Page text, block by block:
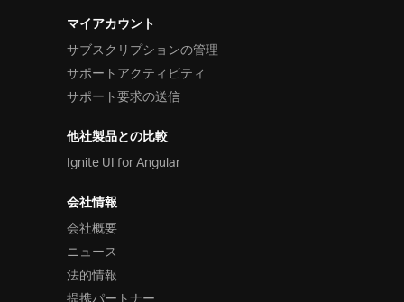
マイアカウント
サブスクリプションの管理
サポートアクティビティ
サポート要求の送信
他社製品との比較
Ignite UI for Angular
会社情報
会社概要
ニュース
法的情報